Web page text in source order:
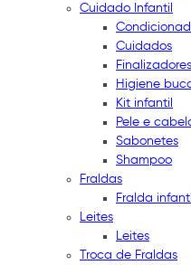
Cuidado Infantil
Cuidados
Higiene
Kit infantil
Pele e
Sabonetes
Shampoo
Fraldas
Fralda infantil
Leites
Leites
Troca de Fraldas